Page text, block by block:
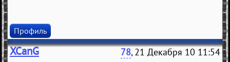
Профиль
XCanG 78, 21 Декабря 10 11:54